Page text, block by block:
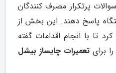
پرتکرار مصرف کنندگان
پاسخ دهند. این بخش از
تا با انجام اقدامات گفته
برایتعمیرات چایساز بیشل